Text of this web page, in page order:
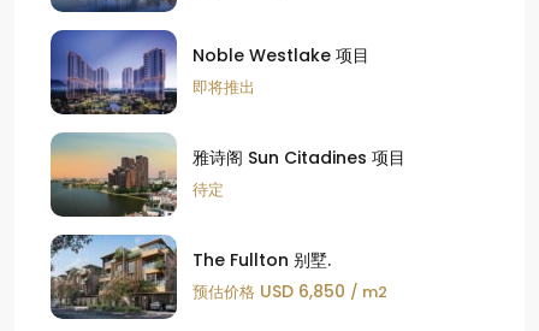
Noble Westlake 项目
即将推出
雅诗阁 Sun Citadines 项目
待定
The Fullton 别墅.
预估价格 USD 6,850 / m2